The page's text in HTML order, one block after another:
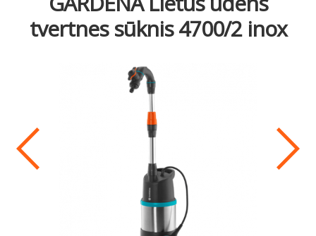
tvertnes sūknis 4700/2 inox